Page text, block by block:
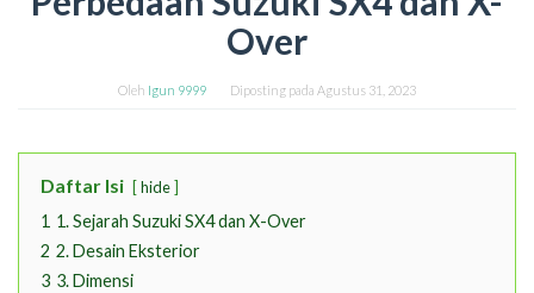
Over
Oleh Igun 9999 Diposting pada Agustus 31, 2023
Daftar Isi hide
1 1. Sejarah Suzuki SX4 dan X-Over
2 2. Desain Eksterior
3 3. Dimensi